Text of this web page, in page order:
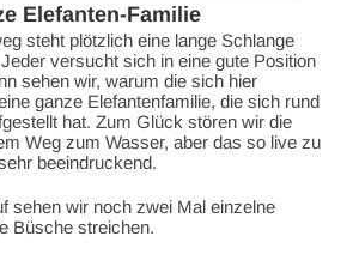
Elefanten-Familie
steht plötzlich eine lange Schlange
versucht sich in eine gute Position
sehen wir, warum die sich hier
ganze Elefantenfamilie, die sich rund
hat. Zum Glück stören wir die
Weg zum Wasser, aber das so live zu
beeindruckend.
sehen wir noch zwei Mal einzelne
Büsche streichen.